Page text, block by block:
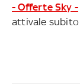
- Offerte Sky -
attivale subito